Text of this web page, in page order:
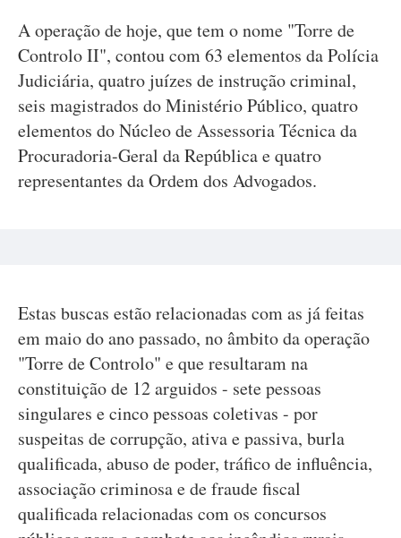
A operação de hoje, que tem o nome "Torre de
Controlo II", contou com 63 elementos da Polícia
Judiciária, quatro juízes de instrução criminal,
seis magistrados do Ministério Público, quatro
elementos do Núcleo de Assessoria Técnica da
Procuradoria-Geral da República e quatro
representantes da Ordem dos Advogados.
Estas buscas estão relacionadas com as já feitas
em maio do ano passado, no âmbito da operação
"Torre de Controlo" e que resultaram na
constituição de 12 arguidos - sete pessoas
singulares e cinco pessoas coletivas - por
suspeitas de corrupção, ativa e passiva, burla
qualificada, abuso de poder, tráfico de influência,
associação criminosa e de fraude fiscal
qualificada relacionadas com os concursos